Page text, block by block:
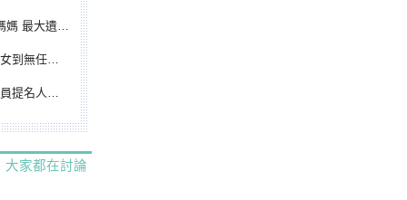
憾無緣大聯盟
判人生國際發光
名 將另提他人
大家都在討論